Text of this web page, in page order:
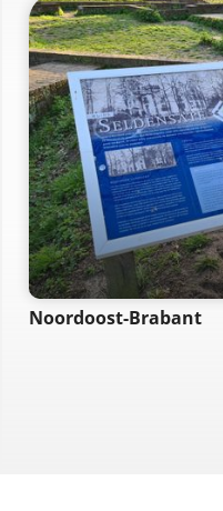
Noordoost-Brabant